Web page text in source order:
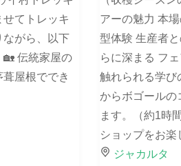
てトレッキ
ながら、以下
伝統家屋の
屋根ででき
アーの魅力 本
型体験 生産者
らに深まる フ
触れられる学
からボゴールの
ます。（約1時
ショップをお楽
ジャカルタ